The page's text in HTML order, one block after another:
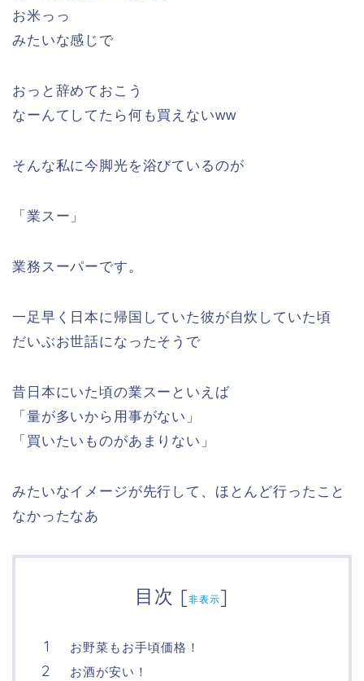
お米っっ
みたいな感じで
おっと辞めておこう
なーんてしてたら何も買えないww
そんな私に今脚光を浴びているのが
「業スー」
業務スーパーです。
一足早く日本に帰国していた彼が自炊していた頃
だいぶお世話になったそうで
昔日本にいた頃の業スーといえば
「量が多いから用事がない」
「買いたいものがあまりない」
みたいなイメージが先行して、ほとんど行ったこと
なかったなあ
目次 [非表示]
お野菜もお手頃価格！
お酒が安い！